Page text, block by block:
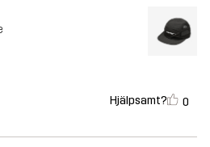
Hjälpsamt? 0